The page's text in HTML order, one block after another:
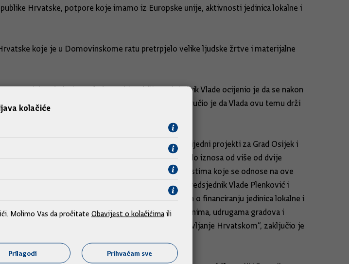
Hrvatske, potpore koje imamo iz Europske unije, aktivnosti jedinica lokalne i
koje je u Domovinskome ratu pretrpjelo velike ljudske žrtve i materijalne
projekta do kojega Vlada osobito drži, predsjednik Vlade ocijenio je da se nakon
i koliki je napredak po pojedinim sektorima. Poručio je da Vlada ovu temu drži
sjednici. „To su gotovo milijardu kuna vrijedni projekti za Grad Osijek i
potpisani i za druge slavonske županije, dolazimo do iznosa od više od dvije
koji ovdje žive. Mislim da ćemo našim aktivnostima koje se odnose na ove
vlasti sa županijama i sa gradovima“, poručio je predsjednik Vlade Plenković i
da smo i načinima kako smo pripremili novi zakon o financiranju jedinica lokalne i
ćemo idući petak, kada imamo sastanak sa županima, udrugama gradova i
sadržaja kako da unaprijedimo višerazinsko upravljanje Hrvatskom“, zaključio je
kolačiće
Molimo Vas da pročitate Obavijest o kolačićima ili
Prilagodi Prihvaćam sve